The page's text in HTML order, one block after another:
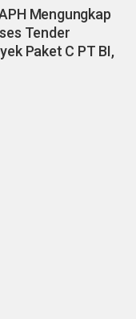
Mengungkap
Tender
Paket C PT BI,
Aja?